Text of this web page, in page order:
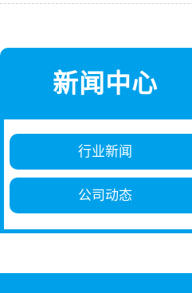
新闻中心
行业新闻
公司动态